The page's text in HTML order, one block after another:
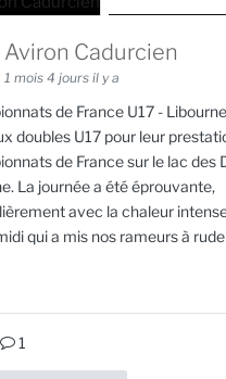
Aviron Cadurcien
1 mois 4 jours il y a
de France U17 -
doubles U17 pour leur
de France sur le lac des
La journée a été éprouvante,
avec la chaleur
qui a mis nos rameurs à
1